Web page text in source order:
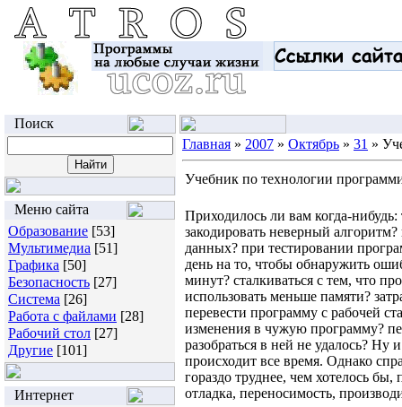
Поиск
Меню сайта
Образование [53]
Мультимедиа [51]
Графика [50]
Безопасность [27]
Система [26]
Работа с файлами [28]
Рабочий стол [27]
Другие [101]
Интернет
Главная » 2007 » Октябрь » 31 »
Учебник по технологии
Приходилось ли вам когда-нибудь: тратить кучу времени на то, чтобы закодировать неверный алгоритм? использовать слишком сложную структуру данных? при тестировании программы пропустить очевидную проблему? тратить день на то, чтобы обнаружить ошибку, которую можно было бы найти за пять минут? сталкиваться с тем, что программа должна работать в три раза быстрее и использовать меньше памяти? затрачивать титанические усилия на то, чтобы перевести программу с рабочей станции на PC или наоборот? пытаться внести изменения в чужую программу? переписывать программу целиком, потому что разобраться в ней не удалось? Ну и как — понравилось? С программистами такое происходит все время. Однако справиться с подобными проблемами часто гораздо труднее, чем хотелось бы, поскольку такие темы, как тестирование, отладка, переносимость, производительность, альтернативы проектирования и стиль, темы, относящиеся к практике программирования, как правило, оказываются вне сферы внимания информатики и учебных курсов по программированию. Большинство программистов изучают их сами по себе, — в основном, на собственном опыте, а некоторые не изучают вообще. В мире разнообразных интерфейсов, постоянно меняющихся языков, систем и утилит, под постоянным давлением обстоятельств мы зачастую теряем из вида главные принципы, которые должны быть основанием любой хорошей программы, — простоту, четкость и универсальность. Не уделяется должного внимания инструментам и нотациям, способам записи, которые механизируют некоторые аспекты создания программ, то есть привлекают к процессу программирования сам компьютер. Эта книга построена как раз на основных принципах, применимых к информационным технологиям на любом уровне. К таким взаимосвязанным принципам относятся: простота, благодаря которой программы остаются короткими и управляемыми, четкость и ясность, которые облегчают понимание программ и людям, и машинам, обобщенность, означающая, что программа способна корректно работать в широком диапазоне ситуаций и нормально адаптироваться к новым ситуациям, и автоматизация, которая позволяет передавать машине наиболее утомительные и скучные части нашей работы. Рассматривая программирование на различных языках, от алгоритмов и структур данных, через проектирование, отладку, тестирование, до улучшения производительности, мы иллюстрируем универсальные концепции, которые не зависят ни от языка, ни от операционной системы, ни от конкретного задания. Книга родилась из нашего многолетнего опыта в написании и поддержке разнообразнейших программ, в преподавании программирования и в общении с большим количеством программистов. Мы хотим поделиться знаниями, приобретенными благодаря этому опыту, чтобы помочь программистам всех уровней работать более эффективно и профессионально. Наша книга предназначена для читателей разных категорий. Если вы школьник или студент, вам только что прочитали курс программирования и вы захотели узнать об этом предмете побольше, эта книга расширит ваше образование моментами, которые недостаточно подробно освещаются в школе. Если разработка программ составляет часть вашей работы, но не исчерпывает ее, а только дополняет другие формы, то наша книга наверняка поможет вам делать это более эффективно. Если вы профессиональный программист и чувствуете, что в свое время недостаточно изучили перечисленные выше вопросы (или же просто хотите освежить их в памяти), или если вы руководите группой программистов и хотите ставить своим подчиненным правильные задачи, материал этой книги вам обязательно пригодится. Мы надеемся, что наши советы помогут вам писать более качественные программы. Единственное, что вам необходимо, — это иметь некоторый опыт в программировании, желательно на С, C++ или Java. Естественно, чем больше ваш опыт, тем проще вам будет понять и применить наши советы, ничто не сможет сделать эксперта из новичка за 21 день. Для работающих с системами Linux и Unix многие примеры будут более знакомы, чем для тех, кто использовал только системы Windows и Macintosh, однако все без исключения найдут в этой книге рекомендации, которые облегчат им жизнь. Каждая из девяти глав, составляющих книгу, посвящена конкретному глобальному аспекту практики программирования. В главе 1 обсуждается стиль программирования. Хороший стиль настолько необходим для написания хороших программ, что мы решили начать разговор именно с него. Хорошо написанные программы лучше, чем плохо написанные, — в них меньше ошибок, их легче отлаживать и модифицировать, — поэтому задумываться о стиле надо с самого начала. В этой главе затрагивается и такой важный аспект хорошего программирования, как применение идиом, соответствующих используемому языку программирования. Алгоритмы и структуры данных — предмет обсуждения главы 2 — занимает центральное место в учебных планах всех курсов программирования. Поскольку большинство читателей в той или иной степени